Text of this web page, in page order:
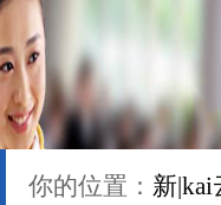
你的位置： 新